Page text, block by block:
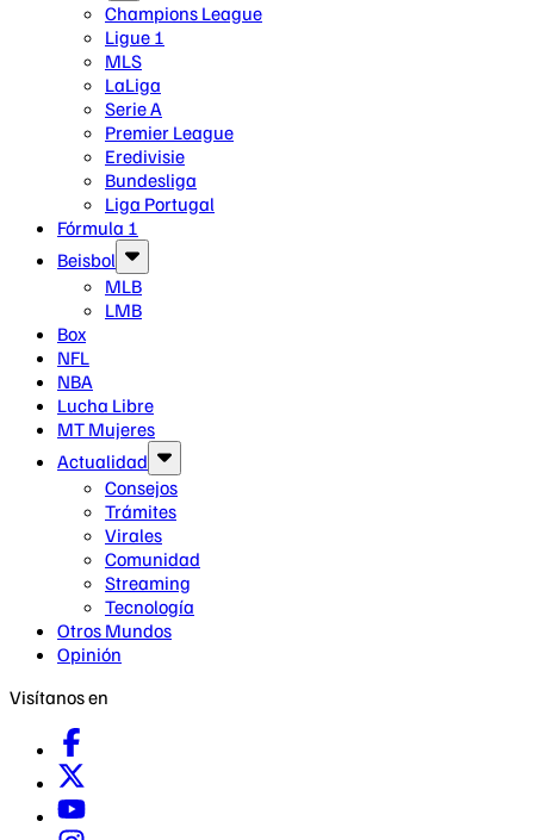
Champions League
Ligue 1
MLS
LaLiga
Serie A
Premier League
Eredivisie
Bundesliga
Liga Portugal
Fórmula 1
Beisbol
MLB
LMB
Box
NFL
NBA
Lucha Libre
MT Mujeres
Actualidad
Consejos
Trámites
Virales
Comunidad
Streaming
Tecnología
Otros Mundos
Opinión
Visítanos en